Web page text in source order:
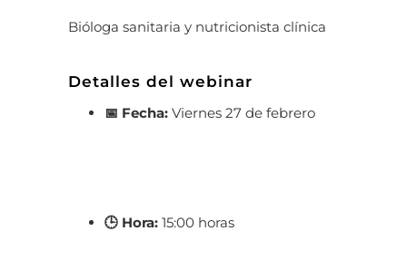
Bióloga sanitaria y nutricionista clínica
Detalles del webinar
📅 Fecha:Viernes 27 de febrero
🕒 Hora:15:00 horas